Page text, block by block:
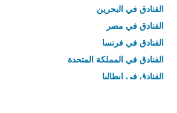
الفنادق في البحرين
الفنادق في مصر
الفنادق في فرنسا
الفنادق في المملكة المتحدة
الفنادق في إيطاليا